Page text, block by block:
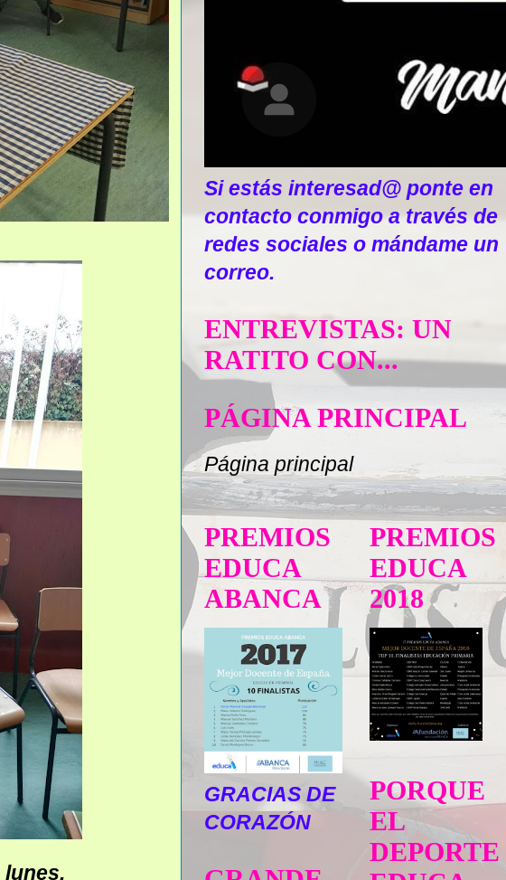
lunes,
Si estás interesad@ ponte en
contacto conmigo a través de
redes sociales o mándame un
correo.
ENTREVISTAS: UN
RATITO CON...
PÁGINA PRINCIPAL
Página principal
PREMIOS
EDUCA
ABANCA
GRACIAS DE
CORAZÓN
PREMIOS
EDUCA
2018
PORQUE
EL
DEPORTE